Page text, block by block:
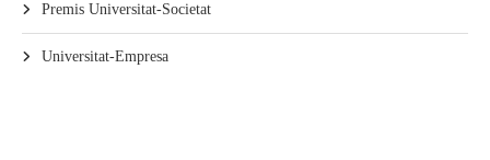
Premis Universitat-Societat
Universitat-Empresa